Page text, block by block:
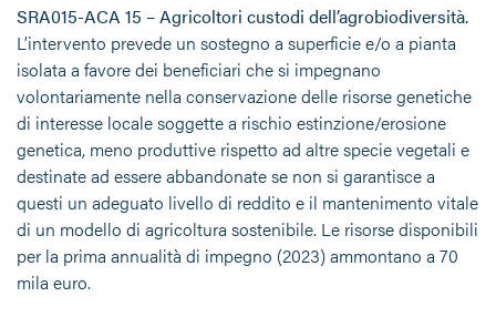
SRA015-ACA 15 – Agricoltori custodi dell’agrobiodiversità.
L’intervento prevede un sostegno a superficie e/o a pianta
isolata a favore dei beneficiari che si impegnano
volontariamente nella conservazione delle risorse genetiche
di interesse locale soggette a rischio estinzione/erosione
genetica, meno produttive rispetto ad altre specie vegetali e
destinate ad essere abbandonate se non si garantisce a
questi un adeguato livello di reddito e il mantenimento vitale
di un modello di agricoltura sostenibile. Le risorse disponibili
per la prima annualità di impegno (2023) ammontano a 70
mila euro.